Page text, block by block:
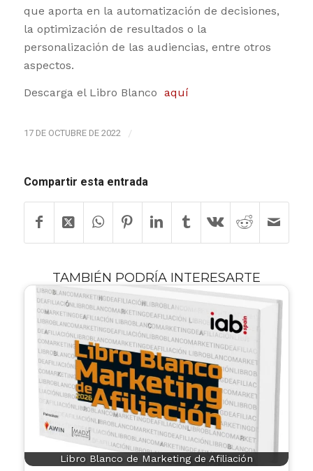
que aporta en la automatización de decisiones,
la optimización de resultados o la
personalización de las audiencias, entre otros
aspectos.
Descarga el Libro Blanco aquí
17 DE OCTUBRE DE 2022 /
Compartir esta entrada
TAMBIÉN PODRÍA INTERESARTE
Libro Blanco de Marketing de Afiliación